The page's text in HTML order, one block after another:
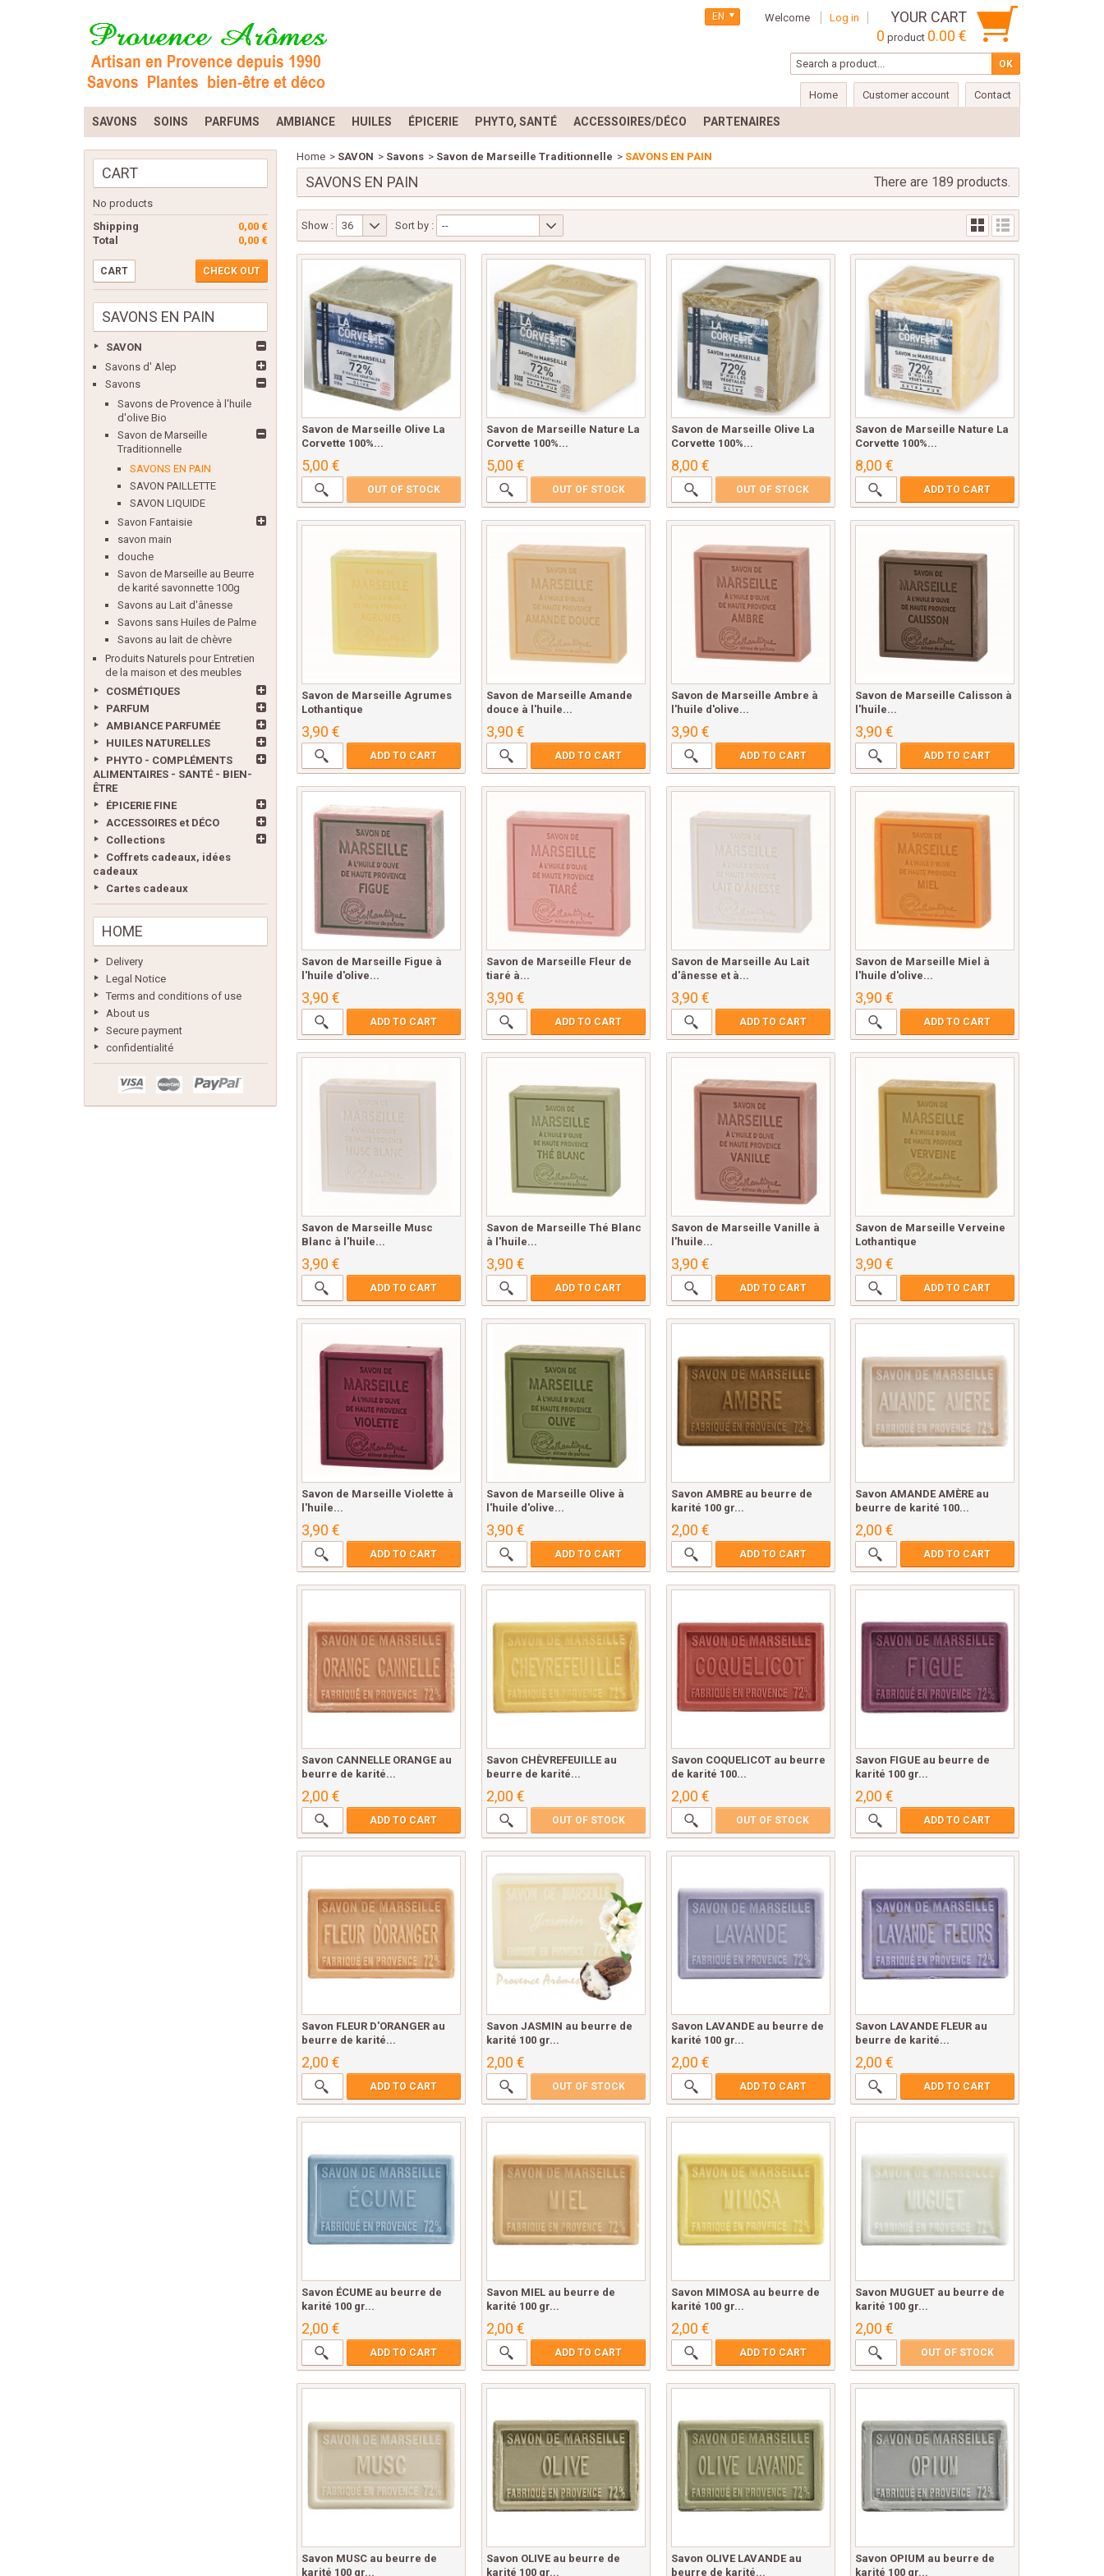
Welcome Log in
YOUR CART
0 product 0.00 €
EN
Home Customer account Contact
SAVONS SOINS PARFUMS AMBIANCE HUILES ÉPICERIE PHYTO, SANTÉ ACCESSOIRES/DÉCO PARTENAIRES
CART
No products
0,00 €
Shipping
0,00 €
Total
CART CHECK OUT
SAVONS EN PAIN
SAVON
Savons d' Alep
Savons
Savons de Provence à l'huile
d'olive Bio
Savon de Marseille
Traditionnelle
SAVONS EN PAIN
SAVON PAILLETTE
SAVON LIQUIDE
Savon Fantaisie
savon main
douche
Savon de Marseille au Beurre
de karité savonnette 100g
Savons au Lait d'ânesse
Savons sans Huiles de Palme
Savons au lait de chèvre
Produits Naturels pour Entretien
de la maison et des meubles
COSMÉTIQUES
PARFUM
AMBIANCE PARFUMÉE
HUILES NATURELLES
PHYTO - COMPLÉMENTS
ALIMENTAIRES - SANTÉ - BIEN-
ÊTRE
ÉPICERIE FINE
ACCESSOIRES et DÉCO
Collections
Coffrets cadeaux, idées
cadeaux
Cartes cadeaux
HOME
Delivery
Legal Notice
Terms and conditions of use
About us
Secure payment
confidentialité
Home > SAVON > Savons > Savon de Marseille Traditionnelle > SAVONS EN PAIN
SAVONS EN PAIN There are 189 products.
Show : 36 Sort by : --
Savon de Marseille Olive La
Corvette 100%...
5,00 €
OUT OF STOCK
Savon de Marseille Nature La
Corvette 100%...
5,00 €
OUT OF STOCK
Savon de Marseille Olive La
Corvette 100%...
8,00 €
OUT OF STOCK
Savon de Marseille Nature La
Corvette 100%...
8,00 €
ADD TO CART
Savon de Marseille Agrumes
Lothantique
3,90 €
ADD TO CART
Savon de Marseille Amande
douce à l'huile...
3,90 €
ADD TO CART
Savon de Marseille Ambre à
l'huile d'olive...
3,90 €
ADD TO CART
Savon de Marseille Calisson à
l'huile...
3,90 €
ADD TO CART
Savon de Marseille Figue à
l'huile d'olive...
3,90 €
ADD TO CART
Savon de Marseille Fleur de
tiaré à...
3,90 €
ADD TO CART
Savon de Marseille Au Lait
d'ânesse et à...
3,90 €
ADD TO CART
Savon de Marseille Miel à
l'huile d'olive...
3,90 €
ADD TO CART
Savon de Marseille Musc
Blanc à l'huile...
3,90 €
ADD TO CART
Savon de Marseille Thé Blanc
à l'huile...
3,90 €
ADD TO CART
Savon de Marseille Vanille à
l'huile...
3,90 €
ADD TO CART
Savon de Marseille Verveine
Lothantique
3,90 €
ADD TO CART
Savon de Marseille Violette à
l'huile...
3,90 €
ADD TO CART
Savon de Marseille Olive à
l'huile d'olive...
3,90 €
ADD TO CART
Savon AMBRE au beurre de
karité 100 gr...
2,00 €
ADD TO CART
Savon AMANDE AMÈRE au
beurre de karité 100...
2,00 €
ADD TO CART
Savon CANNELLE ORANGE au
beurre de karité...
2,00 €
ADD TO CART
Savon CHÈVREFEUILLE au
beurre de karité...
2,00 €
OUT OF STOCK
Savon COQUELICOT au beurre
de karité 100...
2,00 €
OUT OF STOCK
Savon FIGUE au beurre de
karité 100 gr...
2,00 €
ADD TO CART
Savon FLEUR D'ORANGER au
beurre de karité...
2,00 €
ADD TO CART
Savon JASMIN au beurre de
karité 100 gr...
2,00 €
OUT OF STOCK
Savon LAVANDE au beurre de
karité 100 gr...
2,00 €
ADD TO CART
Savon LAVANDE FLEUR au
beurre de karité...
2,00 €
ADD TO CART
Savon ÉCUME au beurre de
karité 100 gr...
2,00 €
ADD TO CART
Savon MIEL au beurre de
karité 100 gr...
2,00 €
ADD TO CART
Savon MIMOSA au beurre de
karité 100 gr...
2,00 €
ADD TO CART
Savon MUGUET au beurre de
karité 100 gr...
2,00 €
OUT OF STOCK
Savon MUSC au beurre de
karité 100 gr...
Savon OLIVE au beurre de
karité 100 gr...
Savon OLIVE LAVANDE au
beurre de karité...
Savon OPIUM au beurre de
karité 100 gr...